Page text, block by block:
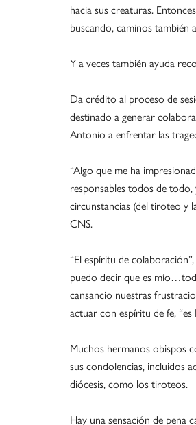
hacia sus creaturas.
buscando, caminos también
Y a veces también ayuda
Da crédito al proceso de
destinado a generar
Antonio a enfrentar las
“Algo que me ha
responsables todos de
circunstancias (del tiroteo y
CNS.
“El espíritu de
puedo decir que es
cansancio nuestras
actuar con espíritu de fe,
Muchos hermanos obispos
sus condolencias, incluidos
diócesis, como los tiroteos.
Hay una sensación de pena